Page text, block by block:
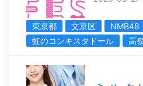
東京都 文京区
NMB48
虹のコンキスタドール
高